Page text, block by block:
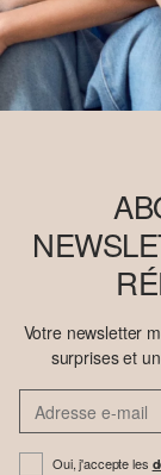
Votre newsletter
surprises et
Oui, j'accepte les